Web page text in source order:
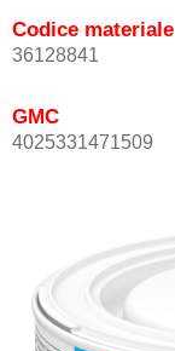
Codice materiale
36128841
GMC
4025331471509